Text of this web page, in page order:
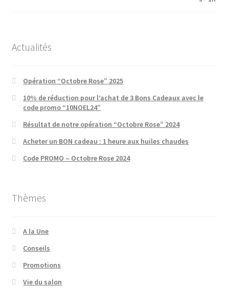
Actualités
Opération “Octobre Rose” 2025
10% de réduction pour l’achat de 3 Bons Cadeaux avec le
code promo “10NOEL24”
Résultat de notre opération “Octobre Rose” 2024
Acheter un BON cadeau : 1 heure aux huiles chaudes
Code PROMO – Octobre Rose 2024
Thèmes
A la Une
Conseils
Promotions
Vie du salon